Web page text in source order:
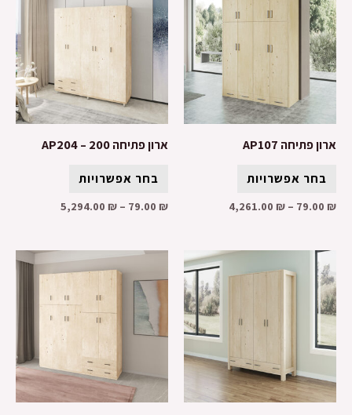
ארון פתיחה AP107
בחר אפשרויות
79.00₪
–
4,261.00₪
ארון פתיחה AP204 – 200
בחר אפשרויות
79.00₪
–
5,294.00₪